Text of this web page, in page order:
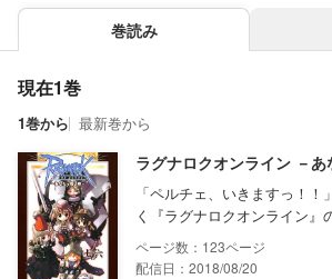
巻読み
現在1巻
1巻から 最新巻から
ラグナロクオンライン －あ
「ペルチェ、いきますっ！
く『ラグナロクオンライン』
123
配信日：2018/08/20